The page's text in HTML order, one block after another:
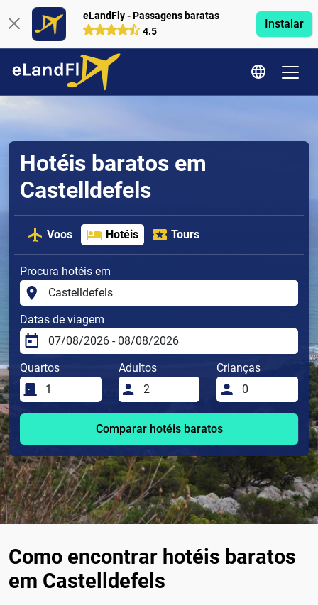
eLandFly - Passagens baratas
4.5
Instalar
Hotéis baratos em
Castelldefels
Voos Hotéis Tours
Procura hotéis em
Datas de viagem
Quartos Adultos Crianças
Comparar hotéis baratos
Como encontrar hotéis baratos
em Castelldefels